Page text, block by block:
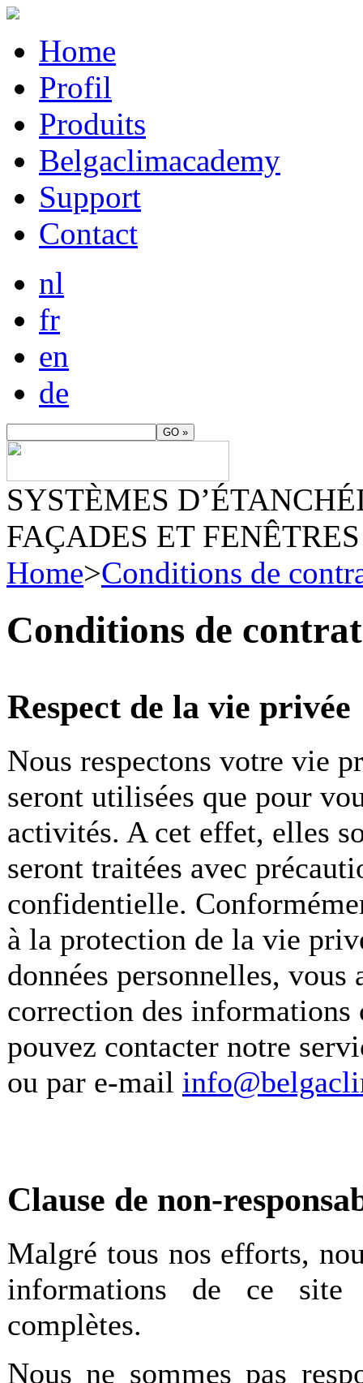
Home
Profil
Produits
Belgaclimacademy
Support
Contact
nl
fr
en
de
SYSTÈMES
FAÇADES ET FENÊTRES
Home>Conditions de
Conditions de
Respect de la vie privée
Nous respectons votre vie
seront utilisées que pour
activités. A cet effet, elles
seront traitées avec
confidentielle.
à la protection de la vie
données personnelles,
correction des informations
pouvez contacter notre
ou par e-mail
Clause de non-
Malgré tous nos efforts,
informations de ce site
complètes.
Nous ne sommes pas